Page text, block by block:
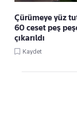
Çürümeye yüz
60 ceset peş
çıkarıldı
Kaydet